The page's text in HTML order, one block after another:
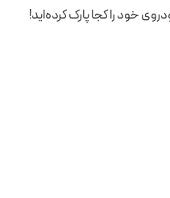
خود را کجا پارک کرده‌اید!